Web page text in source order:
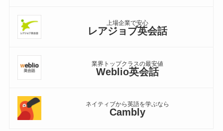
上場企業で安心
レアジョブ英会話
業界トップクラスの最安値
Weblio英会話
ネイティブから英語を学ぶなら
Cambly